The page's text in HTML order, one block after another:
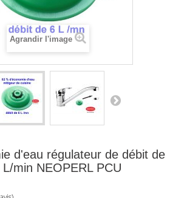
Agrandir l'image
d'eau régulateur de débit de
min NEOPERL PCU